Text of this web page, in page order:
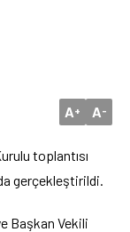
A+ A-
toplantısı
gerçekleştirildi.
Başkan Vekili